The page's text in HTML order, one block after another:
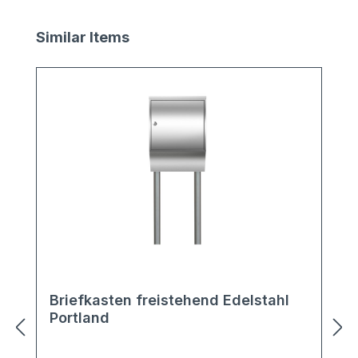
Produktgalerie überspringen
Similar Items
Briefkasten freistehend Edelstahl
Portland